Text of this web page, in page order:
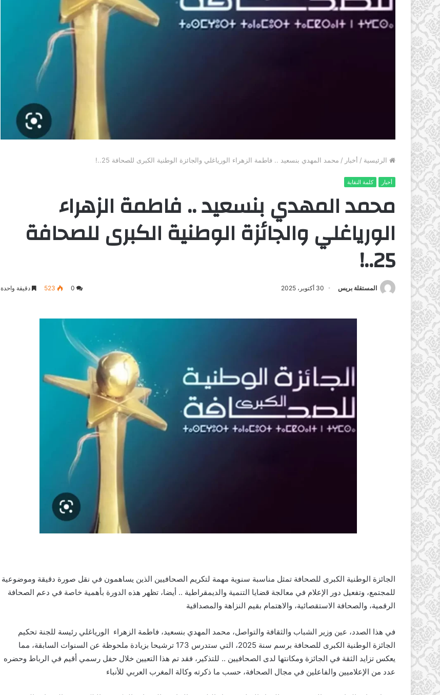
الرئيسية / أخبار / محمد المهدي بنسعيد .. فاطمة الزهراء الورياغلي والجائزة الوطنية الكبرى للصحافة 25..!
أخبار كلمة النقابة
محمد المهدي بنسعيد .. فاطمة الزهراء
الورياغلي والجائزة الوطنية الكبرى للصحافة
25..!
المستقلة بريس 30 أكتوبر، 2025 0
523 دقيقة واحدة
الجائزة الوطنية الكبرى للصحافة تمثل مناسبة سنوية مهمة لتكريم الصحافيين الذين يساهمون في نقل صورة دقيقة وموضوعية
للمجتمع، وتفعيل دور الإعلام في معالجة قضايا التنمية والديمقراطية .. أيضا، تظهر هذه الدورة بأهمية خاصة في دعم الصحافة
الرقمية، والصحافة الاستقصائية، والاهتمام بقيم النزاهة والمصداقية
في هذا الصدد، عين وزير الشباب والثقافة والتواصل، محمد المهدي بنسعيد، فاطمة الزهراء الورياغلي رئيسة للجنة تحكيم
الجائزة الوطنية الكبرى للصحافة برسم سنة 2025، التي ستدرس 173 ترشيحا بزيادة ملحوظة عن السنوات السابقة، مما
يعكس تزايد الثقة في الجائزة ومكانتها لدى الصحافيين .. للتذكير، فقد تم هذا التعيين خلال حفل رسمي أقيم في الرباط وحضره
عدد من الإعلاميين والفاعلين في مجال الصحافة، حسب ما ذكرته وكالة المغرب العربي للأنباء